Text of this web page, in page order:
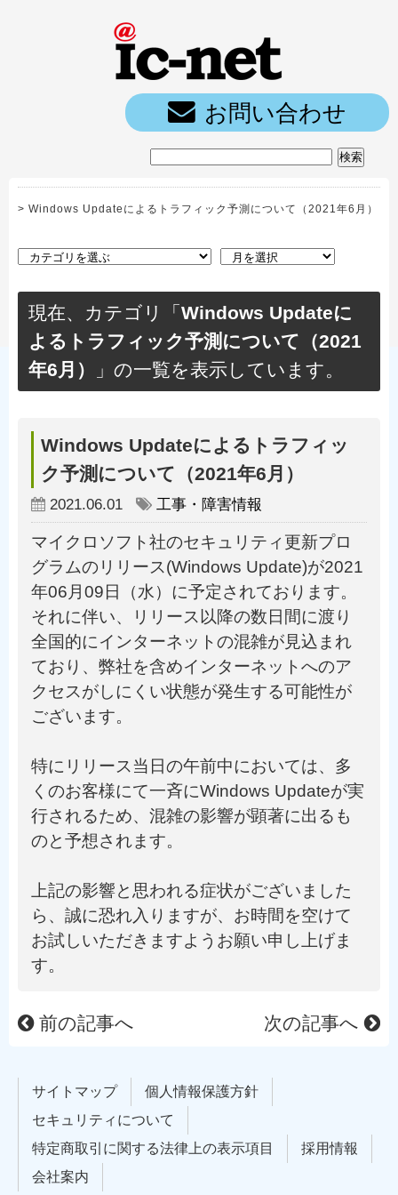
お問い合わせ
> Windows Updateによるトラフィック予測について（2021年6月）
現在、カテゴリ「 Windows Updateに
よるトラフィック予測について（2021
年6月）
」の一覧を表示しています。
Windows Updateによるトラフィッ
ク予測について（2021年6月）
2021.06.01 工事・障害情報
マイクロソフト社のセキュリティ更新プロ
グラムのリリース(Windows Update)が2021
年06月09日（水）に予定されております。
それに伴い、リリース以降の数日間に渡り
全国的にインターネットの混雑が見込まれ
ており、弊社を含めインターネットへのア
クセスがしにくい状態が発生する可能性が
ございます。
特にリリース当日の午前中においては、多
くのお客様にて一斉にWindows Updateが実
行されるため、混雑の影響が顕著に出るも
のと予想されます。
上記の影響と思われる症状がございました
ら、誠に恐れ入りますが、お時間を空けて
お試しいただきますようお願い申し上げま
す。
前の記事へ 次の記事へ
サイトマップ
個人情報保護方針
セキュリティについて
特定商取引に関する法律上の表示項目
採用情報
会社案内